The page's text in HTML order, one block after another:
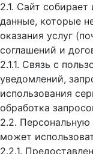
2.1. Сайт
данные, которые
оказания услуг
соглашений и
2.1.1. Связь с
уведомлений,
использования
обработка
2.2.
может
2.2.1.